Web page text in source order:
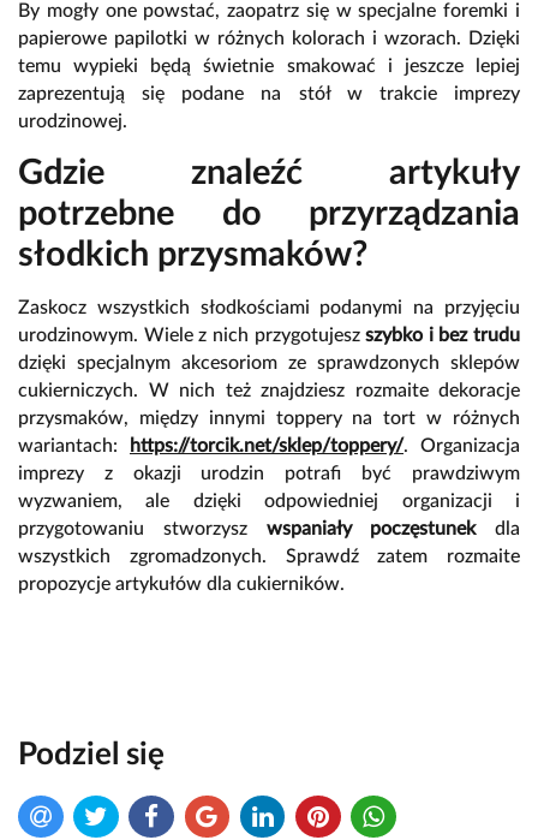
By mogły one powstać, zaopatrz się w specjalne foremki i
papierowe papilotki w różnych kolorach i wzorach. Dzięki
temu wypieki będą świetnie smakować i jeszcze lepiej
zaprezentują się podane na stół w trakcie imprezy
urodzinowej.
Gdzie znaleźć artykuły
potrzebne do przyrządzania
słodkich przysmaków?
Zaskocz wszystkich słodkościami podanymi na przyjęciu
urodzinowym. Wiele z nich przygotujeszszybko i bez trudu
dzięki specjalnym akcesoriom ze sprawdzonych sklepów
cukierniczych. W nich też znajdziesz rozmaite dekoracje
przysmaków, między innymi toppery na tort w różnych
wariantach:
https://torcik.net/sklep/toppery/. Organizacja
imprezy z okazji urodzin potrafi być prawdziwym
wyzwaniem, ale dzięki odpowiedniej organizacji i
przygotowaniu stworzysz wspaniały poczęstunek dla
wszystkich zgromadzonych. Sprawdź zatem rozmaite
propozycje artykułów dla cukierników.
Podziel się